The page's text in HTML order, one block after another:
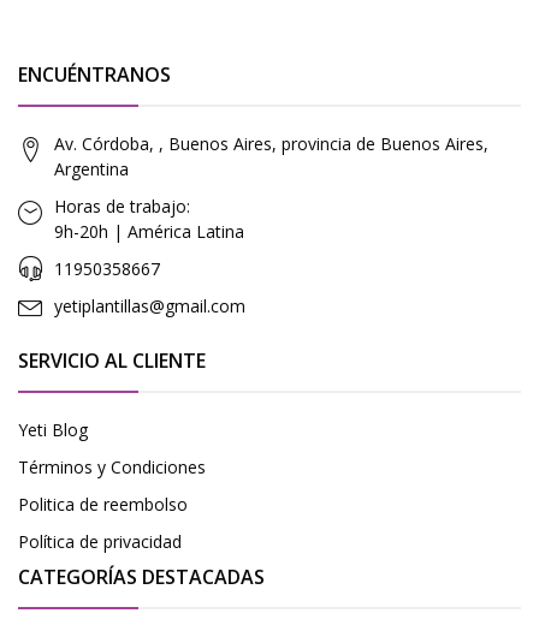
ENCUÉNTRANOS
Av. Córdoba, , Buenos Aires, provincia de Buenos Aires,
Argentina
Horas de trabajo:
9h-20h | América Latina
11950358667
yetiplantillas@gmail.com
SERVICIO AL CLIENTE
Yeti Blog
Términos y Condiciones
Politica de reembolso
Política de privacidad
CATEGORÍAS DESTACADAS